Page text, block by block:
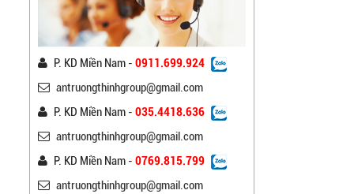
P. KD Miền Nam - 0911.699.924
antruongthinhgroup@gmail.com
P. KD Miền Nam - 035.4418.636
antruongthinhgroup@gmail.com
P. KD Miền Nam - 0769.815.799
antruongthinhgroup@gmail.com
Cần Đơn Kiểu Đẹp
Liên hệ